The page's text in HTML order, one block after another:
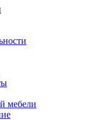
мебели